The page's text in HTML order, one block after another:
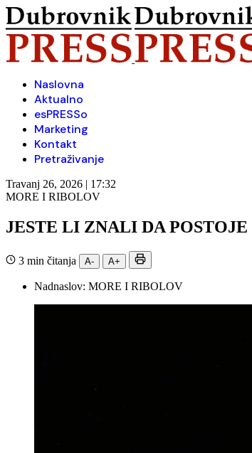
Naslovna
Aktualno
esPRESSo
Marketing
Kontakt
Pretraživanje
Travanj 26, 2026 | 17:32
MORE I RIBOLOV
JESTE LI ZNALI DA
3 min čitanja A- A+
Nadnaslov: MORE I RIBOLOV